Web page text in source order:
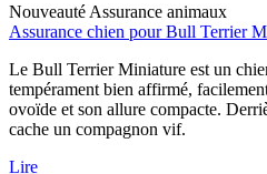
Nouveauté Assurance animaux
Assurance chien pour Bull Terrier
Le Bull Terrier Miniature est un
tempérament bien affirmé,
ovoïde et son allure compacte.
cache un compagnon vif.
Lire